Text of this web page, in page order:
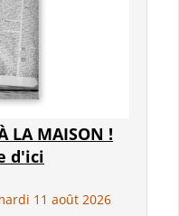
LA MAISON !
d'ici
11 août 2026